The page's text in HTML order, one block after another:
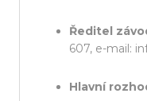
Ředitel
607, e-mail:
Hlavní